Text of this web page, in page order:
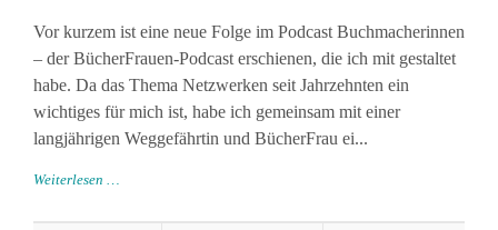
Vor kurzem ist eine neue Folge im Podcast Buchmacherinnen
– der BücherFrauen-Podcast erschienen, die ich mit gestaltet
habe. Da das Thema Netzwerken seit Jahrzehnten ein
wichtiges für mich ist, habe ich gemeinsam mit einer
langjährigen Weggefährtin und BücherFrau ei...
Weiterlesen …